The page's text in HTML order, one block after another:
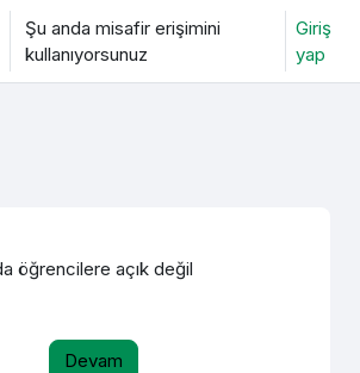
Şu anda misafir erişimini
kullanıyorsunuz
Giriş
yap
öğrencilere açık değil
Devam